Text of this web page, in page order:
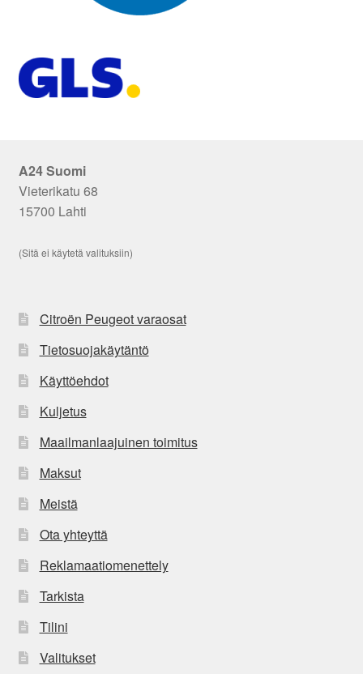
A24 Suomi
Vieterikatu 68
15700 Lahti
(Sitä ei käytetä valituksiin)
Citroën Peugeot varaosat
Tietosuojakäytäntö
Käyttöehdot
Kuljetus
Maailmanlaajuinen toimitus
Maksut
Meistä
Ota yhteyttä
Reklamaatiomenettely
Tarkista
Tilini
Valitukset